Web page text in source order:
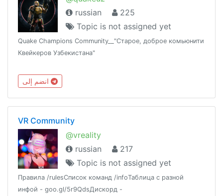
russian
225
Topic is not assigned yet
Quake Champions Community__"Старое, доброе комьюнити
Квейкеров Узбекистана"
VR Community
@vreality
russian
217
Topic is not assigned yet
Правила /rulesСписок команд /infoТаблица с разной
инфой - goo.gl/5r9QdsДискорд -